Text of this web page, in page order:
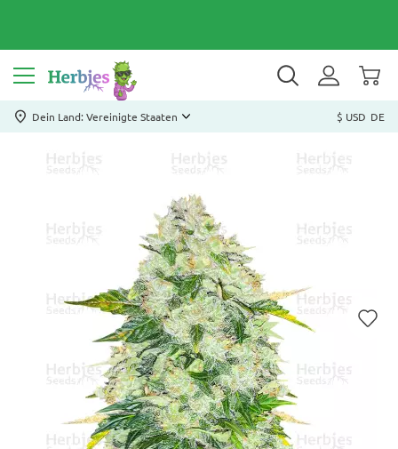
Dein Land: Vereinigte Staaten $ USD DE